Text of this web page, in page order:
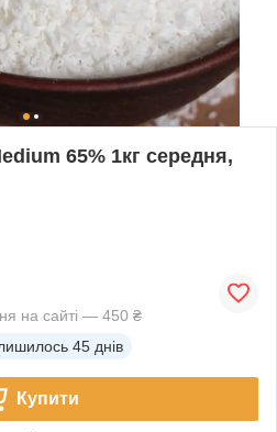
65% 1кг середня,
на сайті — 450 ₴
45 днів
Купити